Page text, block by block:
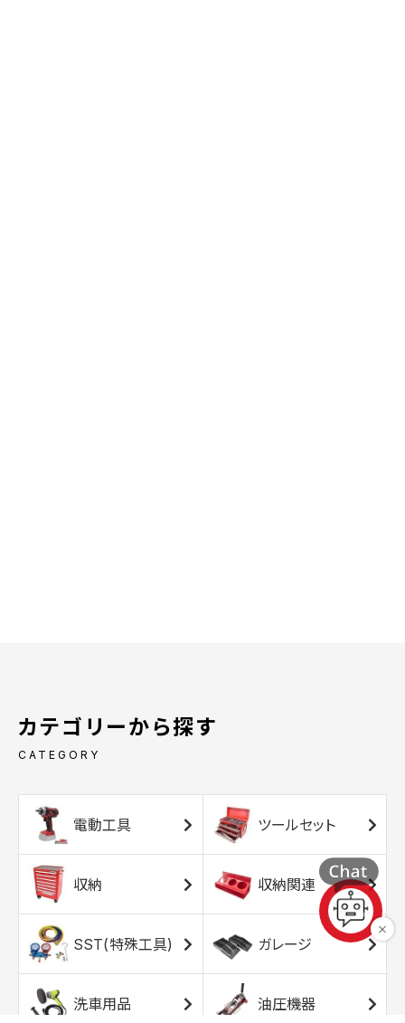
カテゴリーから探す
CATEGORY
電動工具 ツールセット
収納 収納関連
SST(特殊工具) ガレージ
洗車用品 油圧機器